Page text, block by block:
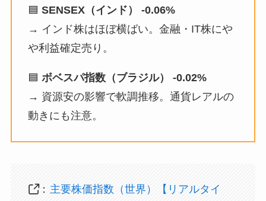
🟦 SENSEX（インド） -0.06%
→ インド株はほぼ横ばい。金融・IT株にや
や利益確定売り。
🟦 ボベスパ指数（ブラジル） -0.02%
→ 資源安の影響で軟調推移。通貨レアルの
動きにも注意。
： 主要株価指数（世界）【リアルタイ